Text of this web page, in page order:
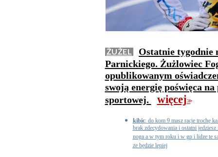
ŻUŻEL
Ostatnie tygodnie
Parnickiego. Żużlowiec
opublikowanym
swoją energię poświęca
sportowej.
więcej>>
kibic: do kom 9 masz racje trochę
brak zdecydowania i ostatni
noga a w tym roku i w gp i lidze te
ze będzie lepiej